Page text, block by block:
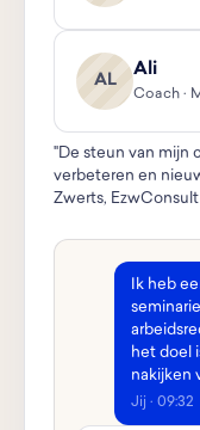
AL
Ali
Coach ·
"De steun van mijn
verbeteren en
Zwerts, EzwConsult
Ik heb
het doel
nakijken
Jij · 09:32